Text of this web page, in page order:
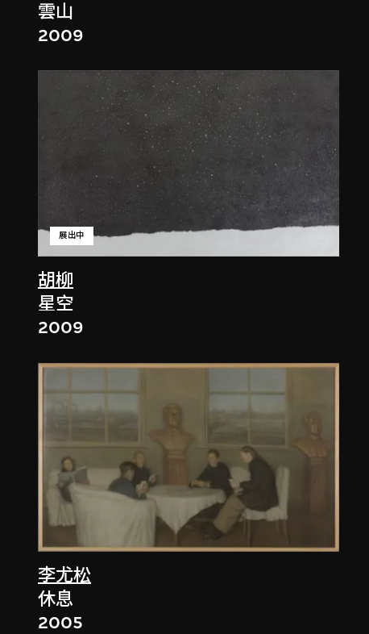
雲山
2009
胡柳
展出中
星空
2009
李尤松
休息
2005